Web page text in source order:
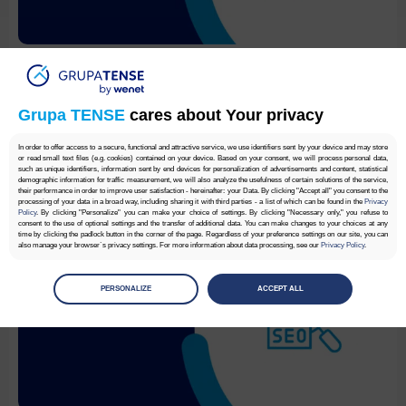
Grupa TENSE cares about Your privacy
In order to offer access to a secure, functional and attractive service, we use identifiers sent by your device and may store
or read small text files (e.g. cookies) contained on your device. Based on your consent, we will process personal data,
such as unique identifiers, information sent by end devices for personalization of advertisements and content, statistical
demographic information for traffic measurement, we will also analyze the usefulness of certain solutions of the service,
their performance in order to improve user satisfaction - hereinafter: your Data. By clicking "Accept all" you consent to the
processing of your data in a broad way, including sharing it with third parties - a list of which can be found in the Privacy
Policy. By clicking "Personalize" you can make your choice of settings. By clicking "Necessary only," you refuse to
consent to the use of optional settings and the transfer of additional data. You can make changes to your choices at any
time by clicking the padlock button in the corner of the page. Regardless of your preference settings on our site, you can
also manage your browser`s privacy settings. For more information about data processing, see our Privacy Policy.
Managepreferences
Select the consents of your choice
Necessary scripts and data stored on the end device contribute to the security and usability of the website by enabling
secure access to basic functions such as site navigation and access to specific areas of the website. The website
PERSONALIZE ACCEPT ALL
Co to jest BERT Algorithm – definicja
Grupa TENSE